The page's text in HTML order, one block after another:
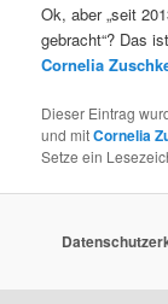
Ok, aber „seit
gebracht“? Das
Cornelia
Dieser Eintrag
und mitCornelia
Setze ein